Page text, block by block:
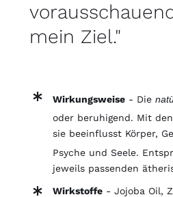
mein Ziel."
Wirkungsweise- Die
oder beruhigend. Mit
sie beeinflusst Körper,
Psyche und Seele.
jeweils passenden
Wirkstoffe- Jojoba Oil,